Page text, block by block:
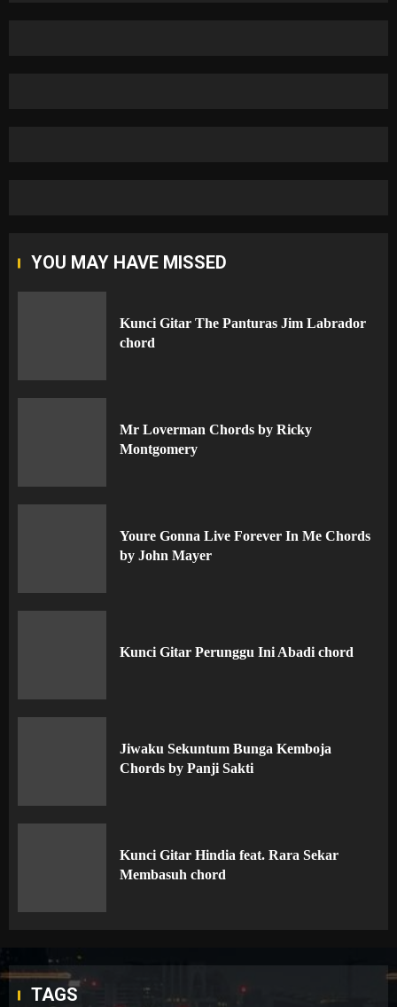
YOU MAY HAVE MISSED
Kunci Gitar The Panturas Jim Labrador
chord
Mr Loverman Chords by Ricky
Montgomery
Youre Gonna Live Forever In Me Chords
by John Mayer
Kunci Gitar Perunggu Ini Abadi chord
Jiwaku Sekuntum Bunga Kemboja
Chords by Panji Sakti
Kunci Gitar Hindia feat. Rara Sekar
Membasuh chord
TAGS